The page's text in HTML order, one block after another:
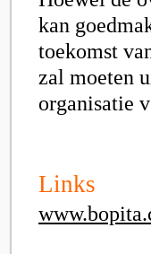
kan
toekomst
zal moeten
organisatie
Links